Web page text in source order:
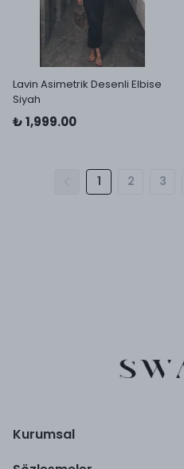
Lavin Asimetrik Desenli Elbise
Siyah
₺ 1,999.00
1 2 3
Kurumsal